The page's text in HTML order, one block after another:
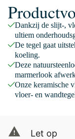
Dankzij de slijt-,
ultiem
De tegel gaat
koeling.
Deze
marmerlook
Onze keramische
vloer- en
Let op